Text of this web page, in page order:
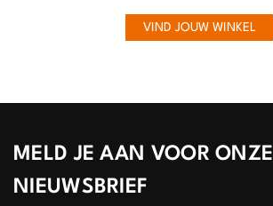
VIND JOUW WINKEL
MELD JE AAN VOOR ONZE
NIEUWSBRIEF